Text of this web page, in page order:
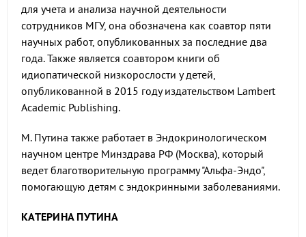
для учета и анализа научной деятельности
сотрудников МГУ, она обозначена как соавтор пяти
научных работ, опубликованных за последние два
года. Также является соавтором книги об
идиопатической низкорослости у детей,
опубликованной в 2015 году издательством Lambert
Academic Publishing.
М. Путина также работает в Эндокринологическом
научном центре Минздрава РФ (Москва), который
ведет благотворительную программу "Альфа-Эндо",
помогающую детям с эндокринными заболеваниями.
КАТЕРИНА ПУТИНА